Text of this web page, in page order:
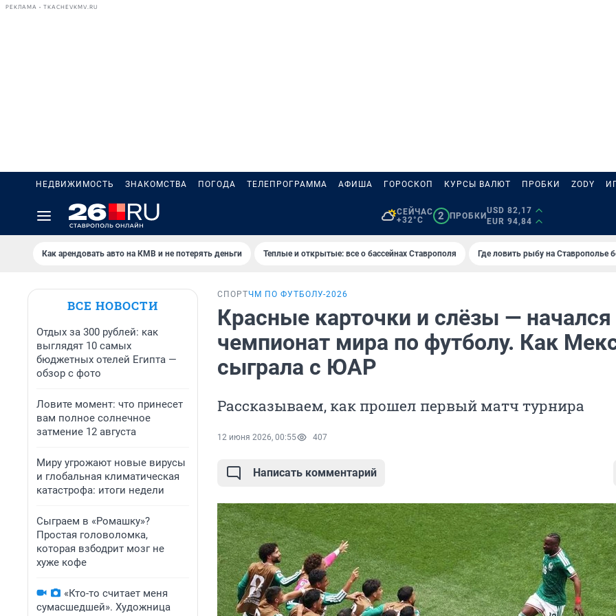
РЕКЛАМА • TKACHEVKMV.RU
НЕДВИЖИМОСТЬ ЗНАКОМСТВА ПОГОДА ТЕЛЕПРОГРАММА АФИША ГОРОСКОП КУРСЫ ВАЛЮТ ПРОБКИ ZODY
СЕЙЧАС
+32°C
2 ПРОБКИ
USD 82,17
EUR 94,84
Как арендовать авто на КМВ и не потерять деньги Теплые и открытые: все о бассейнах Ставрополя Где ловить рыбу на Ставрополье
ВСЕ НОВОСТИ
Отдых за 300 рублей: как
выглядят 10 самых
бюджетных отелей Египта —
обзор с фото
Ловите момент: что принесет
вам полное солнечное
затмение 12 августа
Миру угрожают новые вирусы
и глобальная климатическая
катастрофа: итоги недели
Сыграем в «Ромашку»?
Простая головоломка,
которая взбодрит мозг не
хуже кофе
«Кто-то считает меня
сумасшедшей». Художница
СПОРТЧМ ПО ФУТБОЛУ-2026
Красные карточки и слёзы — начался
чемпионат мира по футболу. Как
сыграла с ЮАР
Рассказываем, как прошел первый матч турнира
12 июня 2026, 00:55 407
Написать комментарий